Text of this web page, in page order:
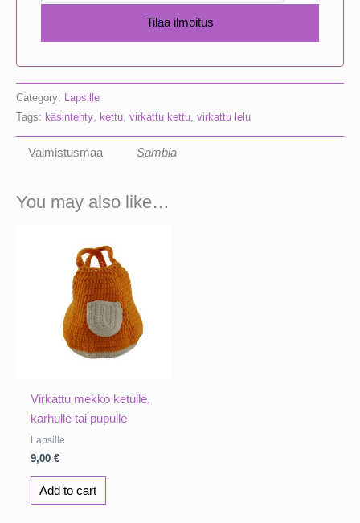
Category: Lapsille
Tags: käsintehty, kettu, virkattu kettu, virkattu lelu
Valmistusmaa Sambia
You may also like…
Virkattu mekko ketulle,
karhulle tai pupulle
Lapsille
9,00 €
Add to cart